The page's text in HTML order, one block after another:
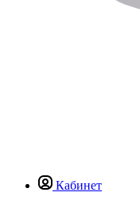
Кабинет